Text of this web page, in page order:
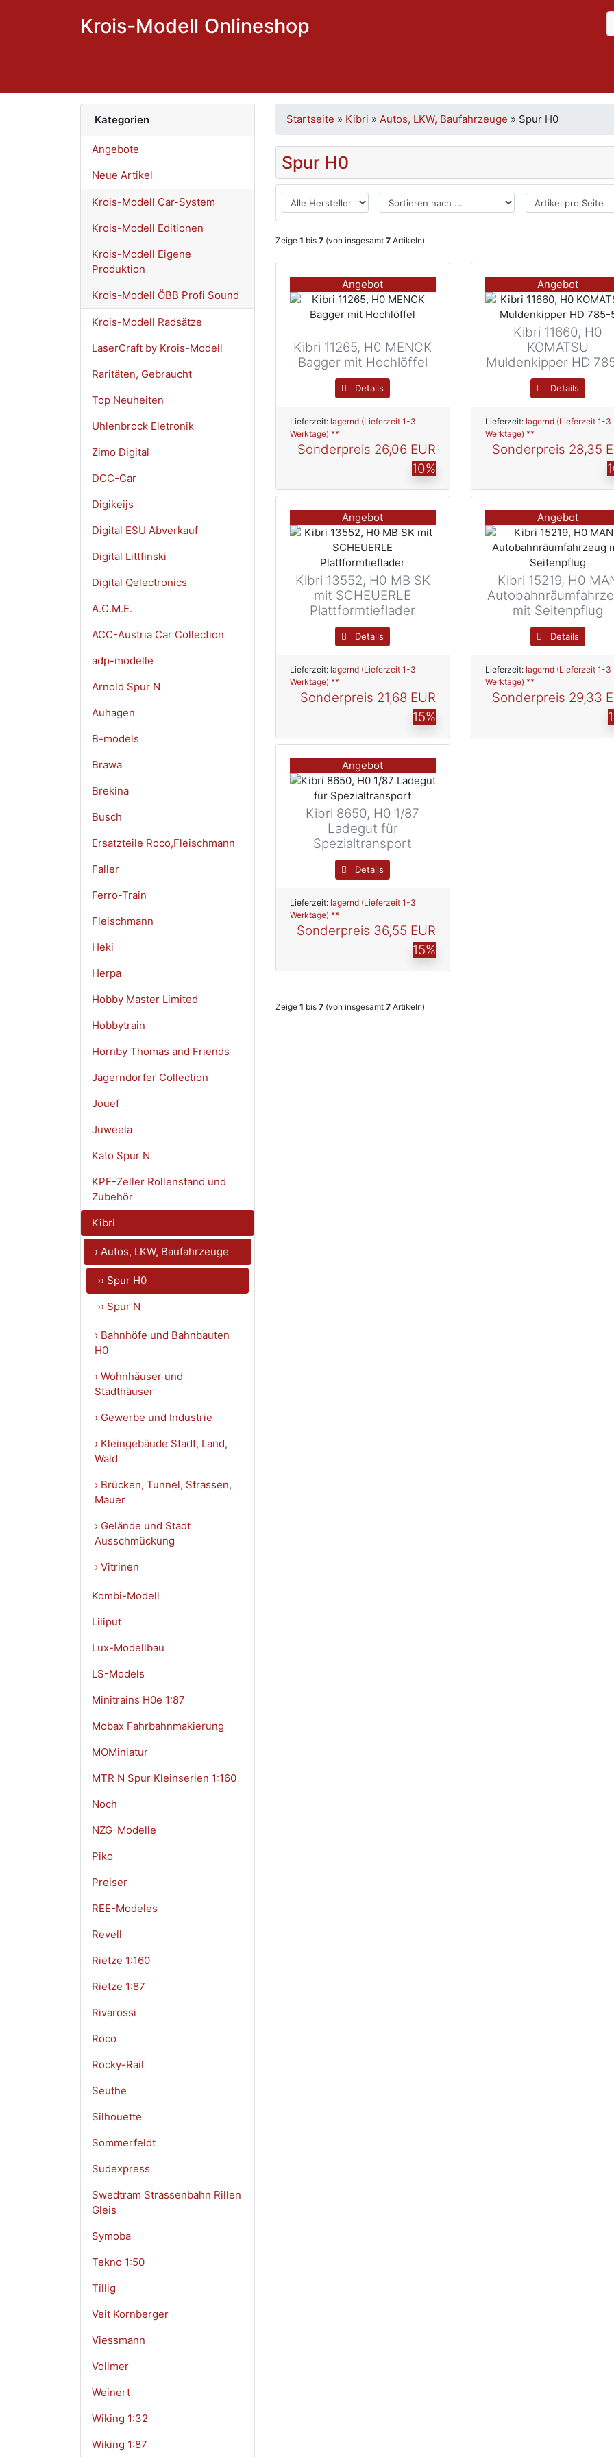
Krois-Modell Onlineshop
Kategorien
Angebote
Neue Artikel
Krois-Modell Car-System
Krois-Modell Editionen
Krois-Modell Eigene
Produktion
Krois-Modell ÖBB Profi Sound
Krois-Modell Radsätze
LaserCraft by Krois-Modell
Raritäten, Gebraucht
Top Neuheiten
Uhlenbrock Eletronik
Zimo Digital
DCC-Car
Digikeijs
Digital ESU Abverkauf
Digital Littfinski
Digital Qelectronics
A.C.M.E.
ACC-Austria Car Collection
adp-modelle
Arnold Spur N
Auhagen
B-models
Brawa
Brekina
Busch
Ersatzteile Roco,Fleischmann
Faller
Ferro-Train
Fleischmann
Heki
Herpa
Hobby Master Limited
Hobbytrain
Hornby Thomas and Friends
Jägerndorfer Collection
Jouef
Juweela
Kato Spur N
KPF-Zeller Rollenstand und
Zubehör
Kibri
› Autos, LKW, Baufahrzeuge
›› Spur H0
›› Spur N
› Bahnhöfe und Bahnbauten
H0
› Wohnhäuser und
Stadthäuser
› Gewerbe und Industrie
› Kleingebäude Stadt, Land,
Wald
› Brücken, Tunnel, Strassen,
Mauer
› Gelände und Stadt
Ausschmückung
› Vitrinen
Kombi-Modell
Liliput
Lux-Modellbau
LS-Models
Minitrains H0e 1:87
Mobax Fahrbahnmakierung
MOMiniatur
MTR N Spur Kleinserien 1:160
Noch
NZG-Modelle
Piko
Preiser
REE-Modeles
Revell
Rietze 1:160
Rietze 1:87
Rivarossi
Roco
Rocky-Rail
Seuthe
Silhouette
Sommerfeldt
Sudexpress
Swedtram Strassenbahn Rillen
Gleis
Symoba
Tekno 1:50
Tillig
Veit Kornberger
Viessmann
Vollmer
Weinert
Wiking 1:32
Wiking 1:87
Startseite » Kibri » Autos, LKW, Baufahrzeuge » Spur H0
Spur H0
Zeige 1 bis 7 (von insgesamt 7 Artikeln)
Angebot
Kibri 11265, H0 MENCK
Bagger mit Hochlöffel
Details
Lieferzeit: lagernd (Lieferzeit 1-3
Werktage) **
Sonderpreis 26,06 EUR
10%
Angebot
Kibri 11660, H0
KOMATSU
Muldenkipper HD
Details
Lieferzeit: lagernd (Lieferzeit 1-3
Werktage) **
Sonderpreis 28,35
Angebot
Kibri 13552, H0 MB SK
mit SCHEUERLE
Plattformtieflader
Details
Lieferzeit: lagernd (Lieferzeit 1-3
Werktage) **
Sonderpreis 21,68 EUR
15%
Angebot
Kibri 15219, H0
mit Seitenpflug
Details
Lieferzeit: lagernd (Lieferzeit 1-3
Werktage) **
Sonderpreis 29,33
Angebot
Kibri 8650, H0 1/87
Ladegut für
Spezialtransport
Details
Lieferzeit: lagernd (Lieferzeit 1-3
Werktage) **
Sonderpreis 36,55 EUR
15%
Zeige 1 bis 7 (von insgesamt 7 Artikeln)